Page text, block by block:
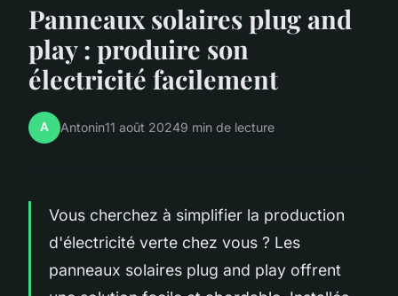
Panneaux solaires plug and
play : produire son
électricité facilement
A Antonin11 août 20249 min de lecture
Vous cherchez à simplifier la production
d'électricité verte chez vous ? Les
panneaux solaires plug and play offrent